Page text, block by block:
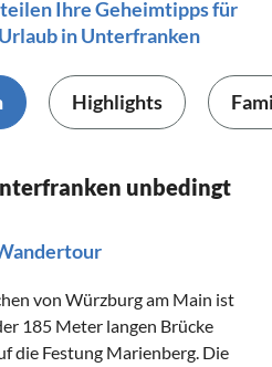
Ihre Geheimtipps für
in Unterfranken
Highlights
unbedingt
von Würzburg am Main ist
185 Meter langen Brücke
die Festung Marienberg. Die